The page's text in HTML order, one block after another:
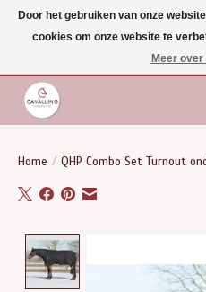
Gratis verzending vanaf €75 binnen BE -
dezelfde dag verzonden | Klantendienst: +32
Home / QHP Combo Set Turnout
Door het gebruiken van onze
cookies om onze website te
Meer